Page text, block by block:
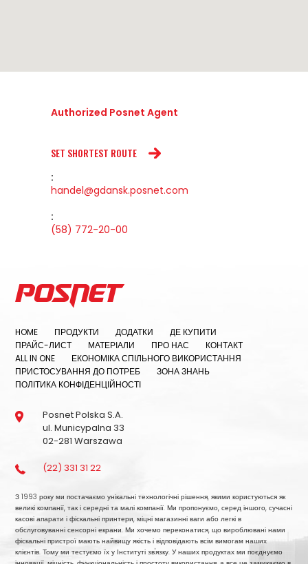
Authorized Posnet Agent
SET SHORTEST ROUTE
:
handel@gdansk.posnet.com
:
(58) 772-20-00
HOME ПРОДУКТИ ДОДАТКИ
ДЕ КУПИТИ
ПРАЙС-ЛИСТ
МАТЕРІАЛИ ПРО НАС
КОНТАКТ
ALL IN ONE
ЕКОНОМІКА СПІЛЬНОГО ВИКОРИСТАННЯ
ПРИСТОСУВАННЯ ДО ПОТРЕБ
ЗОНА ЗНАНЬ
ПОЛІТИКА КОНФІДЕНЦІЙНОСТІ
Posnet Polska S.A.
ul. Municypalna 33
02-281 Warszawa
(22) 331 31 22
З 1993 року ми постачаємо унікальні технологічні рішення, якими користуються як
великі компанії, так і середні та малі компанії. Ми пропонуємо, серед іншого, сучасні
касові апарати і фіскальні принтери, міцні магазинні ваги або легкі в
обслуговуванні сенсорні екрани. Ми хочемо переконатися, що вироблювані нами
фіскальні пристрої мають найвищу якість і відповідають всім вимогам наших
клієнтів. Тому ми тестуємо їх у Інституті зв'язку. У наших продуктах ми поєднуємо